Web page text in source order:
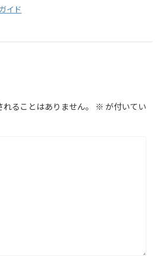
イド
ることはありません。 ※ が付いてい